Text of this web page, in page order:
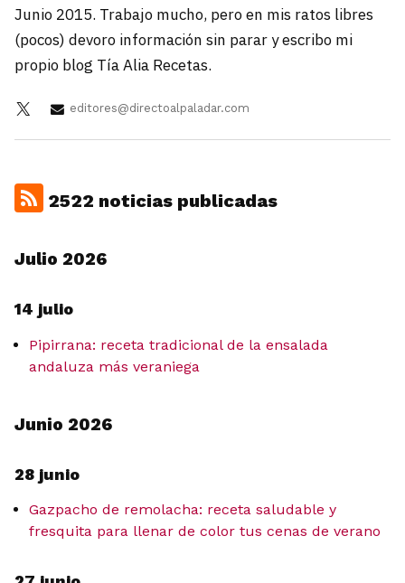
Junio 2015. Trabajo mucho, pero en mis ratos libres
(pocos) devoro información sin parar y escribo mi
propio blog Tía Alia Recetas.
editores@directoalpaladar.com
2522 noticias publicadas
Julio 2026
14 julio
Pipirrana: receta tradicional de la ensalada
andaluza más veraniega
Junio 2026
28 junio
Gazpacho de remolacha: receta saludable y
fresquita para llenar de color tus cenas de verano